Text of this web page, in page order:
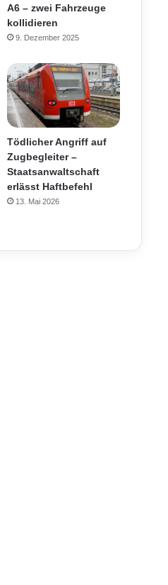
A6 – zwei Fahrzeuge
kollidieren
9. Dezember 2025
Tödlicher Angriff auf
Zugbegleiter –
Staatsanwaltschaft
erlässt Haftbefehl
13. Mai 2026